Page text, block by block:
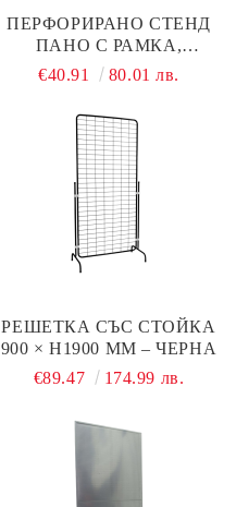
ПЕРФОРИРАНО СТЕНД
ПАНО С РАМКА,
ГРАФИТЕНО, 520×1500
€40.91 80.01 лв.
РЕШЕТКА СЪС СТОЙКА
900 × H1900 ММ – ЧЕРНА
€89.47
174.99 лв.